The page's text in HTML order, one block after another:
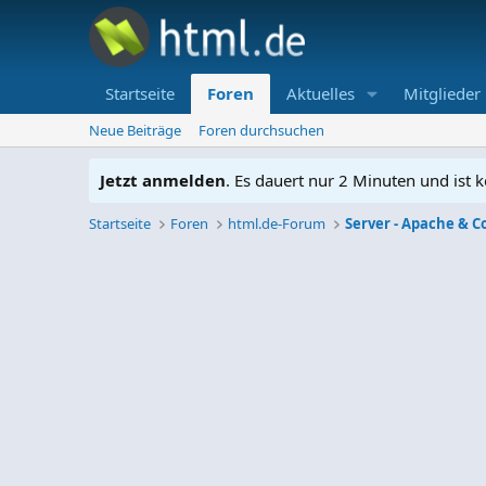
Startseite Foren Aktuelles Mitglieder
Neue Beiträge Foren durchsuchen
Jetzt anmelden. Es dauert nur 2 Minuten und ist
Startseite Foren html.de-Forum Server - Apache &